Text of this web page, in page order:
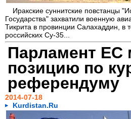
Иракские суннитские повстанцы
Государства" захватили военную
Тикрита в провинции Салахаддин, в
российских Су-35...
Парламент ЕС
позицию по
референдуму
2014-07-18
Kurdistan.Ru